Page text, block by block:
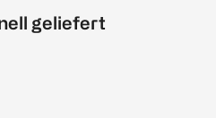
geliefert